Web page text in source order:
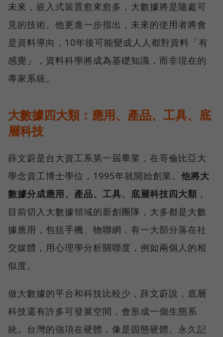
未來，嵌入式裝置愈來愈多，大數據將是隨處可
見的技術。他更進一步指出，未來的使用者將會
是資料導向，10年後可能變成人人都對資料「有
感覺」，資料科學將成為基礎知識，而非現在的
專家系統。
大數據四大類：應用、產品、工具、底
層科技
薛文蔚是台大資工系第一屆畢業，在哥倫比亞大
學念資工博士學位，1995年就開始創業。 他將大
數據分成應用、產品、工具、底層科技四大類 ，
目前切入大數據領域的新創團隊，大多都是大數
據應用，包括手機、物聯網，有一大部分落在社
交媒體，用心理學分析關聯度，例如兩個人的相
似度。
做大數據的平台和科技比較少，薛文蔚說，底層
科技還有許多可發展空間，會形成一個生態系
統。台灣的強項在硬體，像是固態硬體、永久記